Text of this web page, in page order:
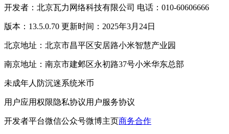
开发者：北京瓦力网络科技有限公司 电话：010-60606666
版本：13.5.0.70 更新时间：2025年3月24日
北京地址：北京市昌平区安居路小米智慧产业园
南京地址：南京市建邺区永初路37号小米华东总部
未成年人防沉迷系统米币
用户应用权限隐私协议用户服务协议
开发者平台微信公众号微博主页商务合作